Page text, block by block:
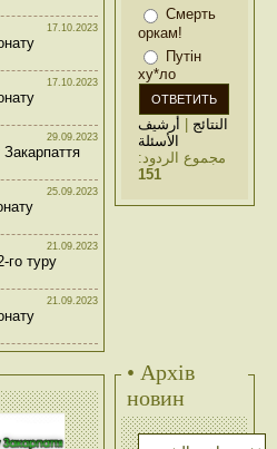
17.10.2023
17.10.2023
29.09.2023
25.09.2023
21.09.2023
го туру
21.09.2023
Смерть
оркам!
Путін
ху*ло
النتائج | أرشيف
الأسئلة
مجموع الردود:
151
• Архів
новин